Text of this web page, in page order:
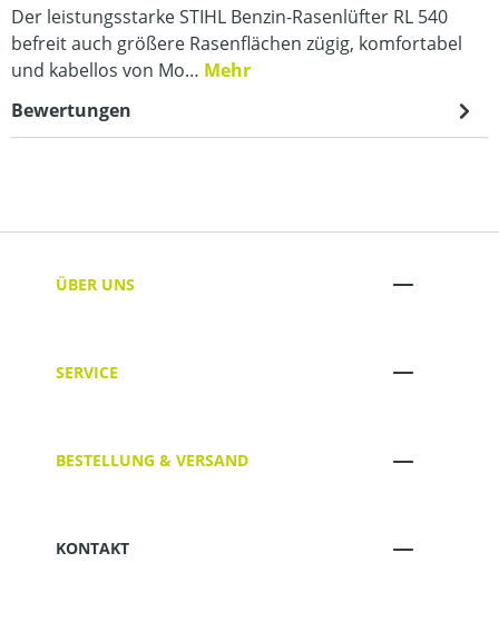
Der leistungsstarke STIHL Benzin-Rasenlüfter RL 540
befreit auch größere Rasenflächen zügig, komfortabel
und kabellos von Mo… Mehr
Bewertungen
ÜBER UNS
SERVICE
BESTELLUNG & VERSAND
KONTAKT